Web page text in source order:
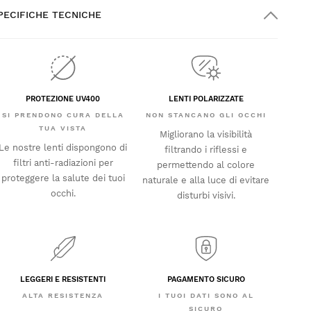
TECNICHE
PROTEZIONE UV400
SI PRENDONO CURA DELLA
TUA VISTA
nostre lenti dispongono di
filtri anti-radiazioni per
proteggere la salute dei tuoi
occhi.
LENTI POLARIZZATE
NON STANCANO GLI OCCHI
Migliorano la visibilità
filtrando i riflessi e
permettendo al colore
naturale e alla luce di evitare
disturbi visivi.
LEGGERI E RESISTENTI
ALTA RESISTENZA
PAGAMENTO SICURO
I TUOI DATI SONO AL
SICURO